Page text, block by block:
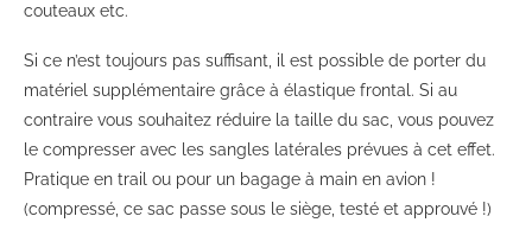
couteaux etc.
Si ce n’est toujours pas suffisant, il est possible de porter du
matériel supplémentaire grâce à élastique frontal. Si au
contraire vous souhaitez réduire la taille du sac, vous pouvez
le compresser avec les sangles latérales prévues à cet effet.
Pratique en trail ou pour un bagage à main en avion !
(compressé, ce sac passe sous le siège, testé et approuvé !)